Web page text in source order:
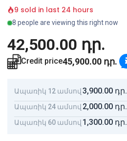
9 sold in last 24 hours
8 people are viewing this right now
42,500.00 դր.
Credit price45,900.00 դր.
Ապառիկ 12 ամսով 3,900.00 դր.
Ապառիկ 24 ամսով 2,000.00 դր.
Ապառիկ 60 ամսով 1,300.00 դր.